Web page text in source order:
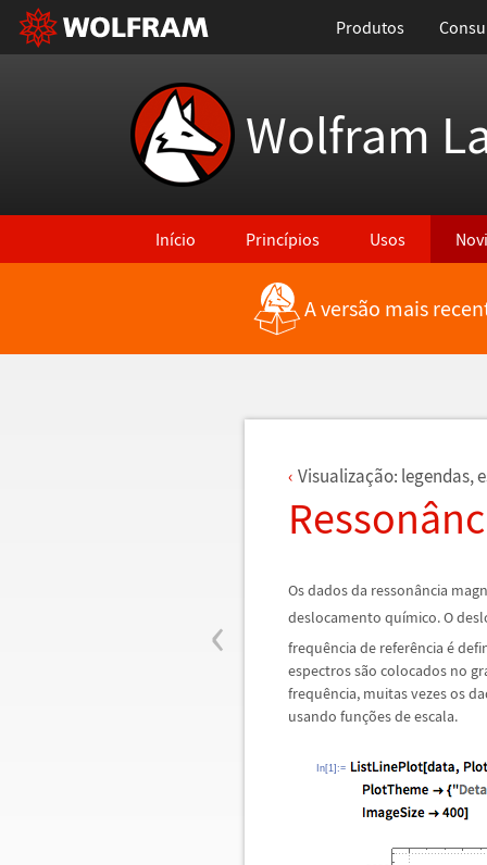
Produtos
Wolfram
Início Princípios Usos
Voltar para Últimas Novidades
A versão mais
‹
Visualização: legendas,
Ressonâ
Os dados da ressonância magn
deslocamento químico. O
frequência de referência é
espectros são colocados no gr
frequência, muitas vezes os
usando funções de escala.
In[1]:=